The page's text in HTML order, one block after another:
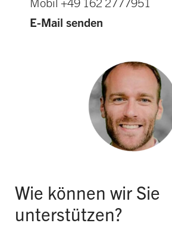
Mobil +49 162 2777951
E-Mail senden
Wie können wir Sie
unterstützen?